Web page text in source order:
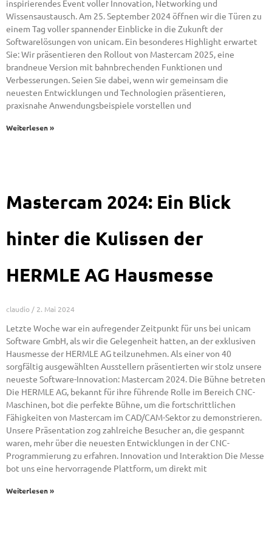
inspirierendes Event voller Innovation, Networking und
Wissensaustausch. Am 25. September 2024 öffnen wir die Türen zu
einem Tag voller spannender Einblicke in die Zukunft der
Softwarelösungen von unicam. Ein besonderes Highlight erwartet
Sie: Wir präsentieren den Rollout von Mastercam 2025, eine
brandneue Version mit bahnbrechenden Funktionen und
Verbesserungen. Seien Sie dabei, wenn wir gemeinsam die
neuesten Entwicklungen und Technologien präsentieren,
praxisnahe Anwendungsbeispiele vorstellen und
Weiterlesen »
Mastercam 2024: Ein Blick
hinter die Kulissen der
HERMLE AG Hausmesse
claudio 2. Mai 2024
Letzte Woche war ein aufregender Zeitpunkt für uns bei unicam
Software GmbH, als wir die Gelegenheit hatten, an der exklusiven
Hausmesse der HERMLE AG teilzunehmen. Als einer von 40
sorgfältig ausgewählten Ausstellern präsentierten wir stolz unsere
neueste Software-Innovation: Mastercam 2024. Die Bühne betreten
Die HERMLE AG, bekannt für ihre führende Rolle im Bereich CNC-
Maschinen, bot die perfekte Bühne, um die fortschrittlichen
Fähigkeiten von Mastercam im CAD/CAM-Sektor zu demonstrieren.
Unsere Präsentation zog zahlreiche Besucher an, die gespannt
waren, mehr über die neuesten Entwicklungen in der CNC-
Programmierung zu erfahren. Innovation und Interaktion Die Messe
bot uns eine hervorragende Plattform, um direkt mit
Weiterlesen »